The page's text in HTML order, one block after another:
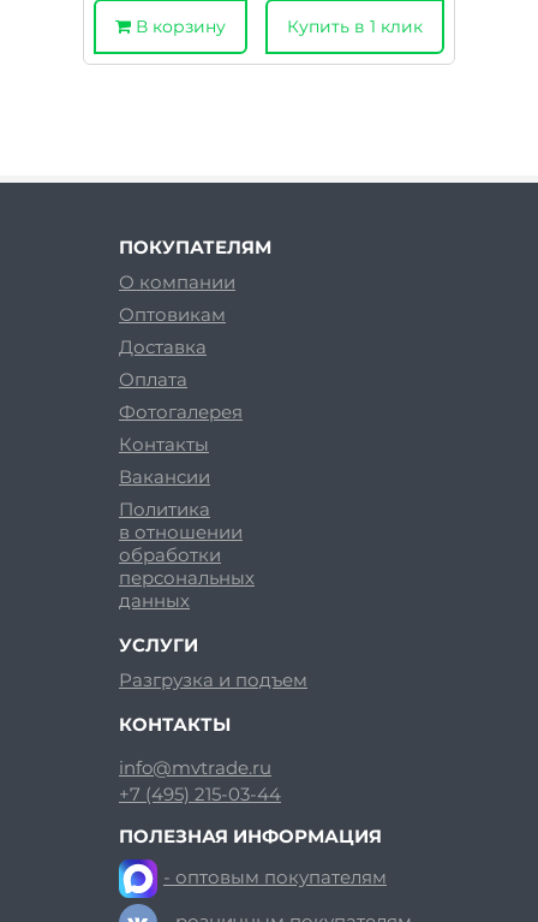
В корзину Купить в 1 клик
ПОКУПАТЕЛЯМ
О компании
Оптовикам
Доставка
Оплата
Фотогалерея
Контакты
Вакансии
Политика
в отношении
обработки
персональных
данных
УСЛУГИ
Разгрузка и подъем
КОНТАКТЫ
info@mvtrade.ru
+7 (495) 215-03-44
ПОЛЕЗНАЯ ИНФОРМАЦИЯ
- оптовым покупателям